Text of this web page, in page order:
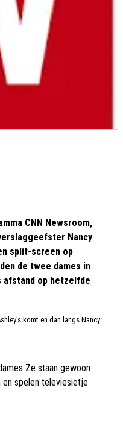
CNN Newsroom,
Nancy
split-screen op
de twee dames in
op hetzelfde
komt en dan langs Nancy:
Ze staan gewoon
spelen televiesietje